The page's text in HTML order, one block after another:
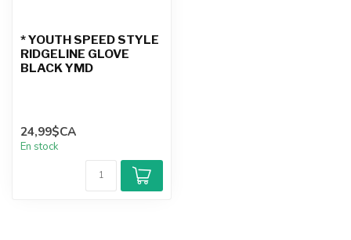
* YOUTH SPEED STYLE
RIDGELINE GLOVE
BLACK YMD
24,99$CA
En stock